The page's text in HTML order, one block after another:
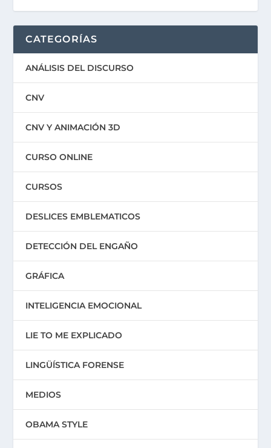
CATEGORÍAS
ANÁLISIS DEL DISCURSO
CNV
CNV Y ANIMACIÓN 3D
CURSO ONLINE
CURSOS
DESLICES EMBLEMATICOS
DETECCIÓN DEL ENGAÑO
GRÁFICA
INTELIGENCIA EMOCIONAL
LIE TO ME EXPLICADO
LINGÜÍSTICA FORENSE
MEDIOS
OBAMA STYLE